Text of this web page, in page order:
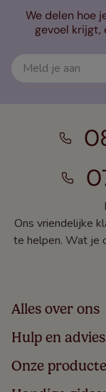
We delen hoe
gevoel krijgt,
Ons vriendelijke
te helpen. Wat je
Alles over ons
Home
Over
Bestellen
Hulp en advies
Volg Je
Levering
Onze
Houten